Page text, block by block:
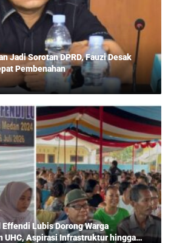
Jadi Sorotan DPRD, Fauzi Desak
Pembenahan
Lubis Dorong Warga
UHC, Aspirasi Infrastruktur hingga